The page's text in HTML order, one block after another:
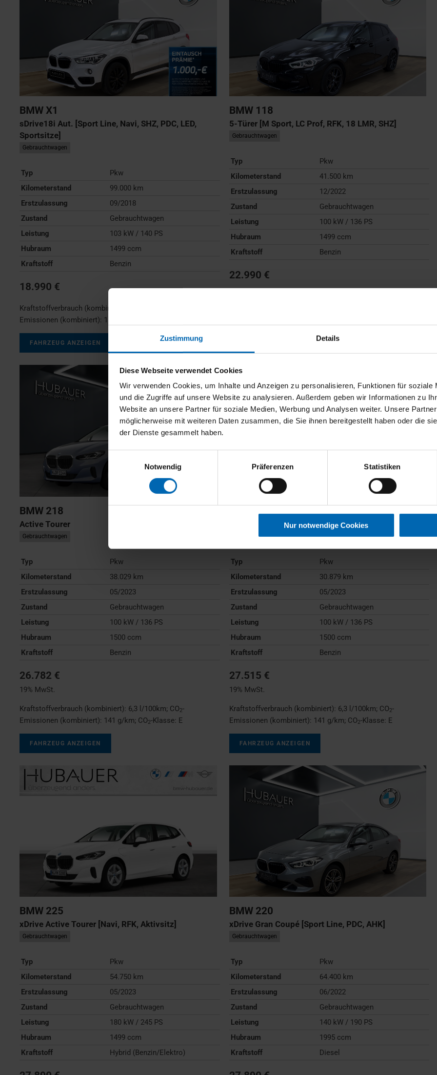
Zustimmung Details
Diese Webseite verwendet Cookies
Wir verwenden Cookies, um Inhalte und Anzeigen zu personalisieren, Funktionen für soziale
und die Zugriffe auf unsere Website zu analysieren. Außerdem geben wir Informationen zu
Website an unsere Partner für soziale Medien, Werbung und Analysen weiter. Unsere
möglicherweise mit weiteren Daten zusammen, die Sie ihnen bereitgestellt haben oder die
der Dienste gesammelt haben.
Notwendig
Präferenzen Statistiken
Nur notwendige Cookies
BMW X1
sDrive18i Aut. [Sport Line, Navi, SHZ, PDC, LED,
Sportsitze]
Gebrauchtwagen
Typ
Pkw
Kilometerstand
99.000 km
Erstzulassung
09/2018
Zustand
Gebrauchtwagen
Leistung
103 kW / 140 PS
Hubraum
1499 ccm
Kraftstoff
Benzin
18.990 €
Kraftstoffverbrauch (kombiniert):
Emissionen (kombiniert): 159 g/km
FAHRZEUG ANZEIGEN
BMW 118
5-Türer [M Sport, LC Prof, RFK, 18 LMR, SHZ]
Gebrauchtwagen
Typ
Pkw
Kilometerstand
41.500 km
Erstzulassung
12/2022
Zustand
Gebrauchtwagen
Leistung
100 kW / 136 PS
Hubraum
1499 ccm
Kraftstoff
Benzin
22.990 €
BMW 218
Active Tourer
Gebrauchtwagen
Typ
Pkw
Kilometerstand
38.029 km
Erstzulassung
05/2023
Zustand
Gebrauchtwagen
Leistung
100 kW / 136 PS
Hubraum
1500 ccm
Kraftstoff
Benzin
26.782 €
19% MwSt.
Kraftstoffverbrauch (kombiniert): 6,3 l/100km; CO2-
Emissionen (kombiniert): 141 g/km; CO2-Klasse: E
FAHRZEUG ANZEIGEN
218
Gebrauchtwagen
Typ
Pkw
Kilometerstand
30.879 km
Erstzulassung
05/2023
Zustand
Gebrauchtwagen
Leistung
100 kW / 136 PS
Hubraum
1500 ccm
Kraftstoff
Benzin
27.515 €
19% MwSt.
Kraftstoffverbrauch (kombiniert): 6,3 l/100km; CO2-
Emissionen (kombiniert): 141 g/km; CO2-Klasse: E
FAHRZEUG ANZEIGEN
BMW 225
xDrive Active Tourer [Navi, RFK, Aktivsitz]
Gebrauchtwagen
Typ
Pkw
Kilometerstand
54.750 km
Erstzulassung
05/2023
Zustand
Gebrauchtwagen
Leistung
180 kW / 245 PS
Hubraum
1499 ccm
Kraftstoff
Hybrid (Benzin/Elektro)
BMW 220
xDrive Gran Coupé [Sport Line, PDC, AHK]
Gebrauchtwagen
Typ
Pkw
Kilometerstand
64.400 km
Erstzulassung
06/2022
Zustand
Gebrauchtwagen
Leistung
140 kW / 190 PS
Hubraum
1995 ccm
Kraftstoff
Diesel